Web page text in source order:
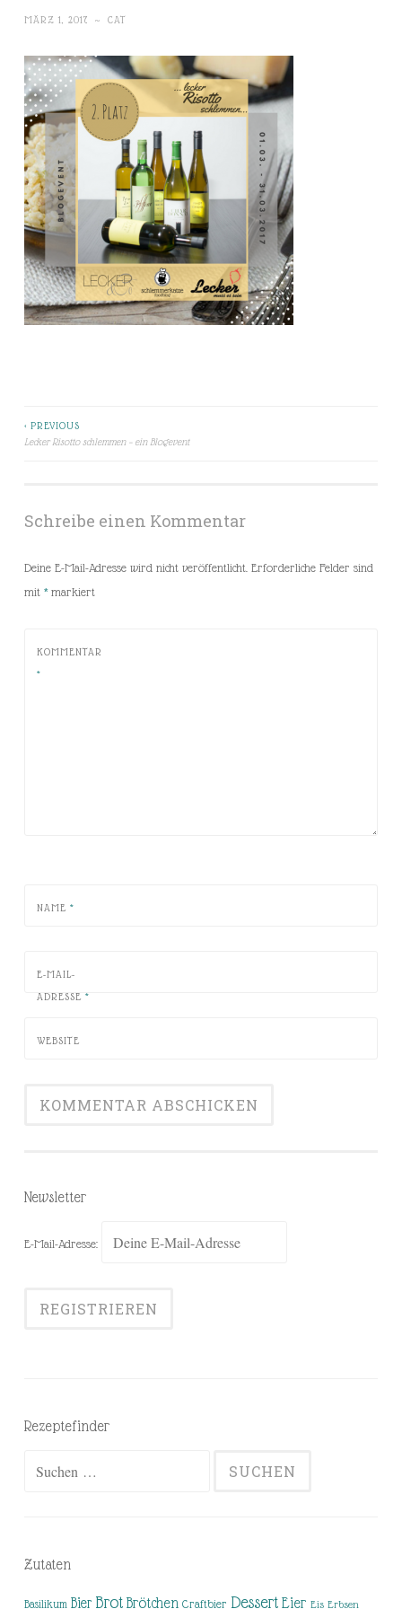
MÄRZ 1, 2017 ~ CAT
Beitragsnavigation
< PREVIOUS
Lecker Risotto schlemmen – ein Blogevent
Schreibe einen Kommentar
Deine E-Mail-Adresse wird nicht veröffentlicht. Erforderliche Felder sind
mit *markiert
KOMMENTAR
*
NAME *
E-MAIL-
ADRESSE *
WEBSITE
Newsletter
E-Mail-Adresse:
Rezeptefinder
Zutaten
Basilikum Bier Brot Brötchen Craftbier Dessert Eier Eis Erbsen